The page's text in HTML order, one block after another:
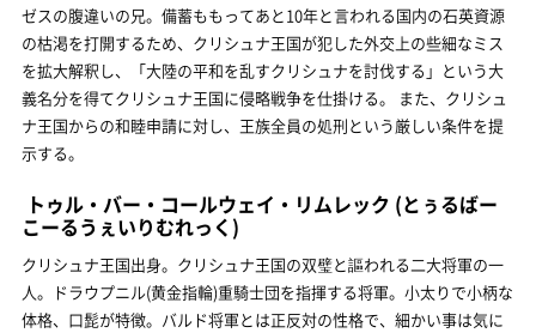
ゼスの腹違いの兄。備蓄ももってあと10年と言われる国内の石英資源
の枯渇を打開するため、クリシュナ王国が犯した外交上の些細なミス
を拡大解釈し、「大陸の平和を乱すクリシュナを討伐する」という大
義名分を得てクリシュナ王国に侵略戦争を仕掛ける。 また、クリシュ
ナ王国からの和睦申請に対し、王族全員の処刑という厳しい条件を提
示する。
トゥル・バー・コールウェイ・リムレック (とぅるばー
こーるうぇいりむれっく)
クリシュナ王国出身。クリシュナ王国の双璧と謳われる二大将軍の一
人。ドラウプニル(黄金指輪)重騎士団を指揮する将軍。小太りで小柄な
体格、口髭が特徴。バルド将軍とは正反対の性格で、細かい事は気に